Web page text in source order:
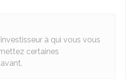
à qui vous vous
certaines